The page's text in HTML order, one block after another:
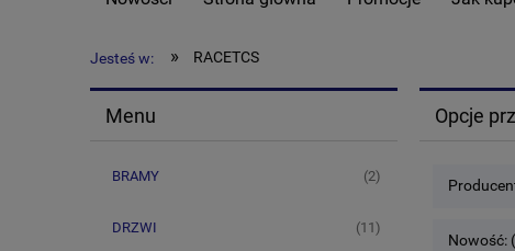
Jesteś w: » RACETCS
Menu
BRAMY (2)
DRZWI (11)
Opcje
Nowość: